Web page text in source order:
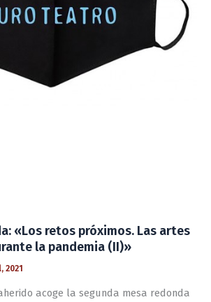
«Los retos próximos. Las artes
la pandemia (II)»
2021
acoge la segunda mesa redonda